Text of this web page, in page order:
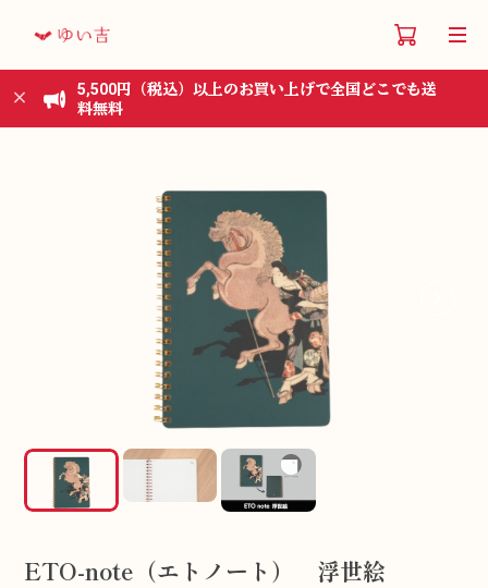
5,500円（税込）以上のお買い上げで全国どこでも送
料無料
ETO-note（エトノート） 浮世絵